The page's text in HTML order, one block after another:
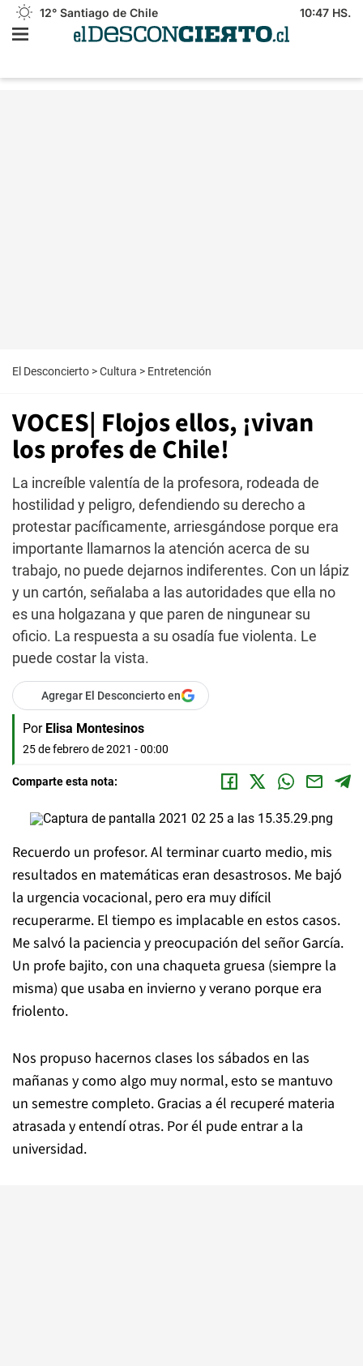
12° Santiago de Chile 10:47 HS.
El Desconcierto >Cultura > Entretención
VOCES| Flojos ellos, ¡vivan
los profes de Chile!
La increíble valentía de la profesora, rodeada de
hostilidad y peligro, defendiendo su derecho a
protestar pacíficamente, arriesgándose porque era
importante llamarnos la atención acerca de su
trabajo, no puede dejarnos indiferentes. Con un lápiz
y un cartón, señalaba a las autoridades que ella no
es una holgazana y que paren de ningunear su
oficio. La respuesta a su osadía fue violenta. Le
puede costar la vista.
Agregar El Desconcierto en
Por Elisa Montesinos
25 de febrero de 2021 - 00:00
Comparte esta nota:
Recuerdo un profesor. Al terminar cuarto medio, mis
resultados en matemáticas eran desastrosos. Me bajó
la urgencia vocacional, pero era muy difícil
recuperarme. El tiempo es implacable en estos casos.
Me salvó la paciencia y preocupación del señor García.
Un profe bajito, con una chaqueta gruesa (siempre la
misma) que usaba en invierno y verano porque era
friolento.
Nos propuso hacernos clases los sábados en las
mañanas y como algo muy normal, esto se mantuvo
un semestre completo. Gracias a él recuperé materia
atrasada y entendí otras. Por él pude entrar a la
universidad.